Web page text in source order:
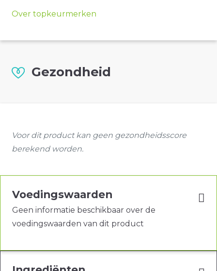
Over topkeurmerken
Gezondheid
Voor dit product kan geen gezondheidsscore
berekend worden.
Voedingswaarden
Geen informatie beschikbaar over de
voedingswaarden van dit product